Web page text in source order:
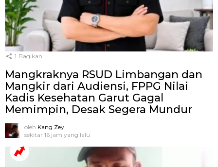
1 Bagikan
Mangkraknya RSUD Limbangan dan
Mangkir dari Audiensi, FPPG Nilai
Kadis Kesehatan Garut Gagal
Memimpin, Desak Segera Mundur
oleh Kang Zey
sekitar 16 jam yang lalu